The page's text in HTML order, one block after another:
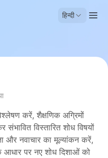
हिन्दी
करें, शैक्षणिक अग्रिमों
विस्तारित शोध विषयों
और नवाचार का मूल्यांकन करें,
आधार पर नए शोध दिशाओं को